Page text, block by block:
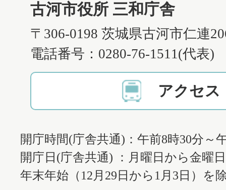
古河市役所 三和庁舎
〒306-0198 茨城県古河市仁連
電話番号：0280-76-1511(代表)
アクセス
開庁時間(庁舎共通)：午前8時30分～
開庁日(庁舎共通) ：月曜日から金曜
年末年始（12月29日から1月3日）を